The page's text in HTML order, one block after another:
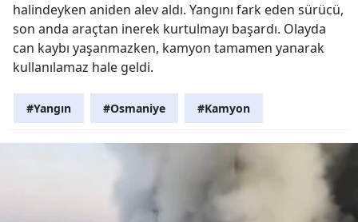
halindeyken aniden alev aldı. Yangını fark eden sürücü,
son anda araçtan inerek kurtulmayı başardı. Olayda
can kaybı yaşanmazken, kamyon tamamen yanarak
kullanılamaz hale geldi.
#Yangın #Osmaniye #Kamyon